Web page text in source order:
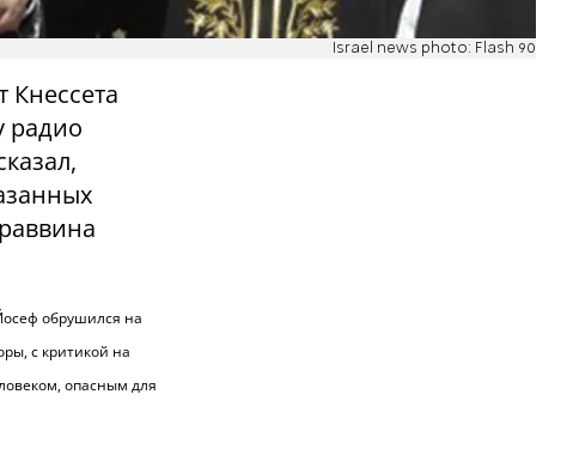
Israel news photo: Flash 90
Кнессета
радио
обрушился на
с критикой на
опасным для